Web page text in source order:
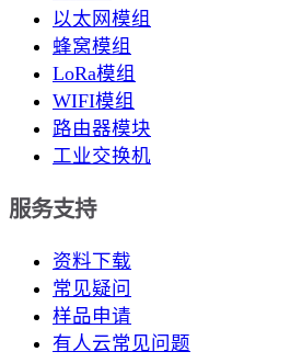
以太网模组
蜂窝模组
LoRa模组
WIFI模组
路由器模块
工业交换机
服务支持
资料下载
常见疑问
样品申请
有人云常见问题